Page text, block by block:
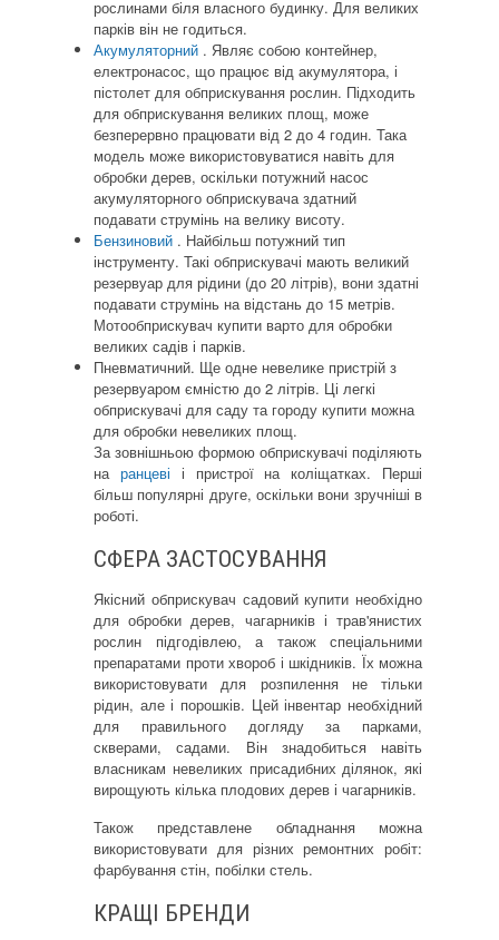
рослинами біля власного будинку. Для великих
парків він не годиться.
Акумуляторний . Являє собою контейнер,
електронасос, що працює від акумулятора, і
пістолет для обприскування рослин. Підходить
для обприскування великих площ, може
безперервно працювати від 2 до 4 годин. Така
модель може використовуватися навіть для
обробки дерев, оскільки потужний насос
акумуляторного обприскувача здатний
подавати струмінь на велику висоту.
Бензиновий . Найбільш потужний тип
інструменту. Такі обприскувачі мають великий
резервуар для рідини (до 20 літрів), вони здатні
подавати струмінь на відстань до 15 метрів.
Мотообприскувач купити варто для обробки
великих садів і парків.
Пневматичний. Ще одне невелике пристрій з
резервуаром ємністю до 2 літрів. Ці легкі
обприскувачі для саду та городу купити можна
для обробки невеликих площ.
За зовнішньою формою обприскувачі поділяють
на ранцеві і пристрої на коліщатках. Перші
більш популярні друге, оскільки вони зручніші в
роботі.
СФЕРА ЗАСТОСУВАННЯ
Якісний обприскувач садовий купити необхідно
для обробки дерев, чагарників і трав'янистих
рослин підгодівлею, а також спеціальними
препаратами проти хвороб і шкідників. Їх можна
використовувати для розпилення не тільки
рідин, але і порошків. Цей інвентар необхідний
для правильного догляду за парками,
скверами, садами. Він знадобиться навіть
власникам невеликих присадибних ділянок, які
вирощують кілька плодових дерев і чагарників.
Також представлене обладнання можна
використовувати для різних ремонтних робіт:
фарбування стін, побілки стель.
КРАЩІ БРЕНДИ